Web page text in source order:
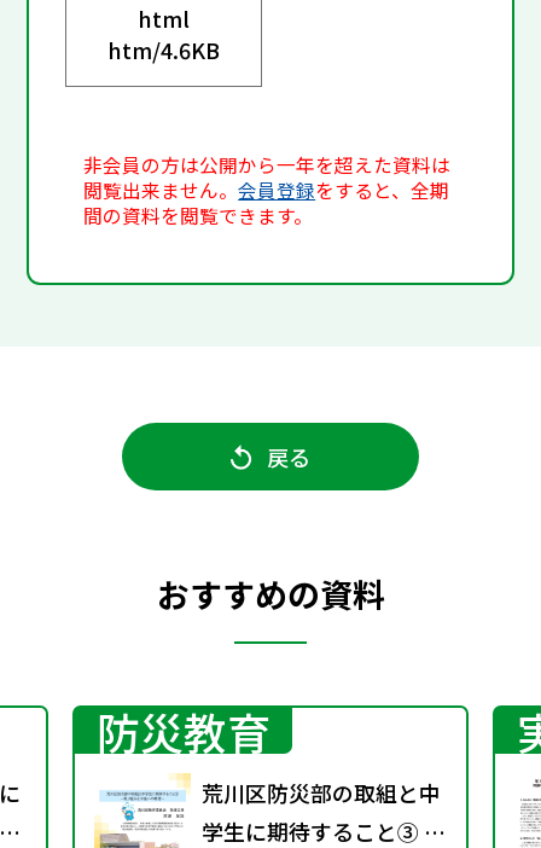
html
htm/4.6KB
非会員の方は公開から一年を超えた資料は
閲覧出来ません。会員登録をすると、全期
間の資料を閲覧できます。
戻る
おすすめの資料
防災教育
荒川区防災部の取組と中
学生に期待すること③ ～